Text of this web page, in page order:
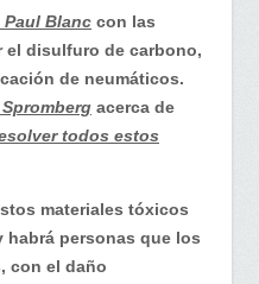
Paul Blanc con las
disulfuro de carbono,
de neumáticos.
acerca de
todos estos
materiales tóxicos
habrá personas que los
con el daño